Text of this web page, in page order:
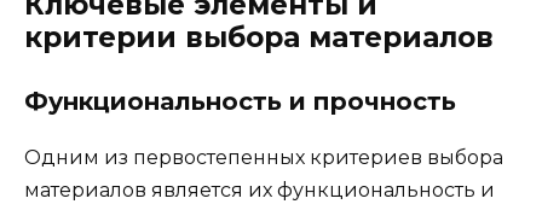
критерии выбора материалов
Функциональность и прочность
Одним из первостепенных критериев выбора
материалов является их функциональность и